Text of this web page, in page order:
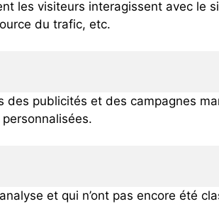
les visiteurs interagissent avec le
du trafic, etc.
publicités et des campagnes
et qui n’ont pas encore été